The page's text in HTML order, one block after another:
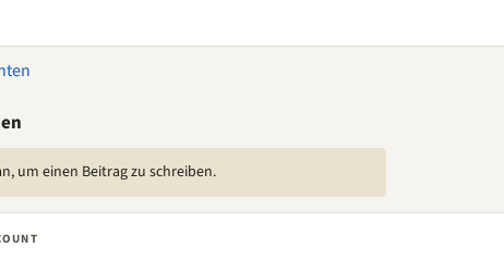
um einen Beitrag zu schreiben.